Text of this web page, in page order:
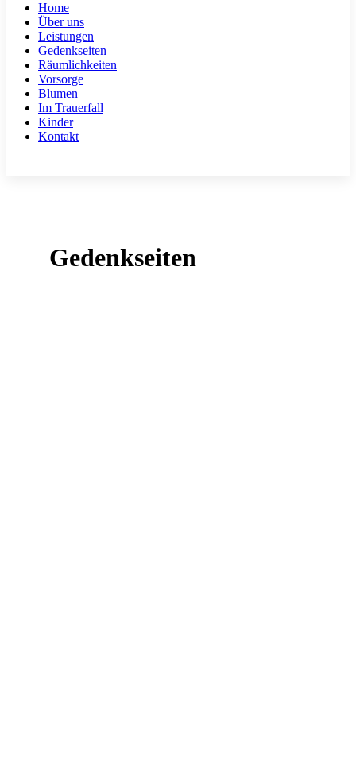
Home
Über uns
Leistungen
Gedenkseiten
Räumlichkeiten
Vorsorge
Blumen
Im Trauerfall
Kinder
Kontakt
Gedenkseiten